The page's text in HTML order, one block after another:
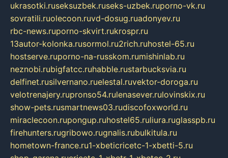
ukrasotki.ruseksuzbek.ruseks-uzbek.ruporno-vk.ru
sovratili.ruolecoon.ruvd-dosug.ruadonyev.ru
rbc-news.ruporno-skvirt.rukrospr.ru
13autor-kolonka.rusormol.ru2rich.ruhostel-65.ru
hostserve.ruporno-na-russkom.rumishinlab.ru
neznobi.rubigfatcc.ruhabble.rustarbucksvia.ru
delfinet.rusilvernano.ruelestal.ruvektor-doroga.ru
velotrenajery.rupronso54.rulenasever.rulovinskix.ru
show-pets.rusmartnews03.rudiscofoxworld.ru
miraclecoon.rupongup.ruhostel65.ruliura.ruglasspb.ru
firehunters.rugribowo.rugnalis.rubulkitula.ru
hometown-france.ru1-xbeticricetc-1-xbetti-5.ru